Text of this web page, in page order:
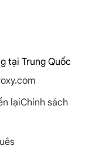
tại Trung Quốc
lạiChính sách